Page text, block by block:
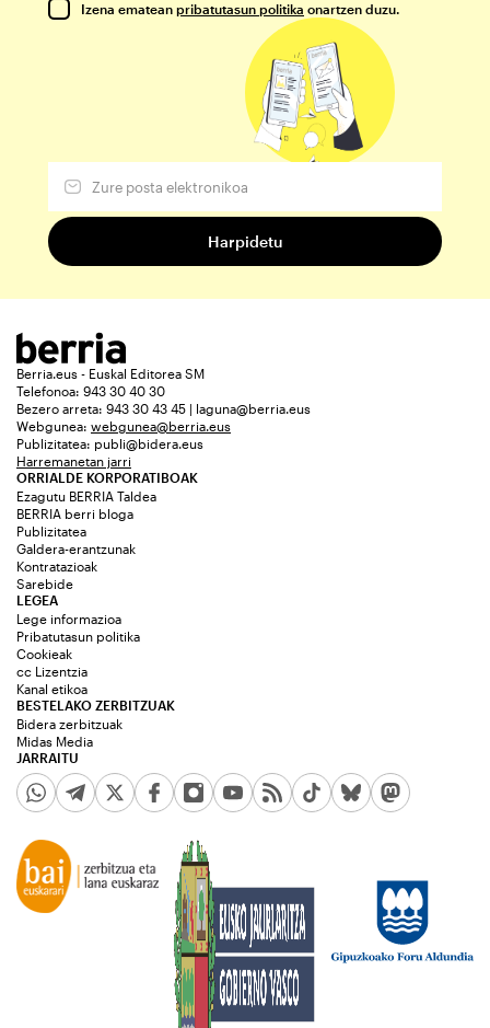
Izena ematean pribatutasun politika onartzen duzu.
Berria.eus - Euskal Editorea SM
Telefonoa: 943 30 40 30
Bezero arreta: 943 30 43 45 | laguna@berria.eus
Webgunea: webgunea@berria.eus
Publizitatea: publi@bidera.eus
Harremanetan jarri
ORRIALDE KORPORATIBOAK
Ezagutu BERRIA Taldea
BERRIA berri bloga
Publizitatea
Galdera-erantzunak
Kontratazioak
Sarebide
JARRAITU
LEGEA
Lege informazioa
Pribatutasun politika
Cookieak
cc Lizentzia
Kanal etikoa
BESTELAKO ZERBITZUAK
Bidera zerbitzuak
Midas Media